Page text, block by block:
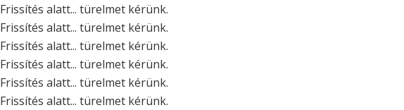
Frissítés alatt... türelmet kérünk.
Frissítés alatt... türelmet kérünk.
Frissítés alatt... türelmet kérünk.
Frissítés alatt... türelmet kérünk.
Frissítés alatt... türelmet kérünk.
Frissítés alatt... türelmet kérünk.